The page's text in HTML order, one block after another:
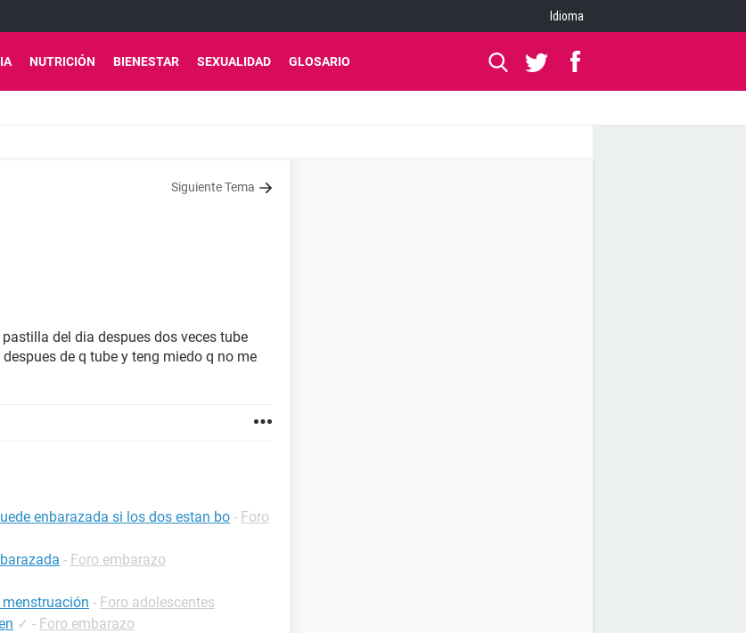
Idioma
NUTRICIÓN BIENESTAR SEXUALIDAD GLOSARIO
Siguiente Tema
del dia despues dos veces tube
de q tube y teng miedo q no me
enbarazada si los dos estan bo - Foro
- Foro embarazo
- Foro adolescentes
✓ - Foro embarazo